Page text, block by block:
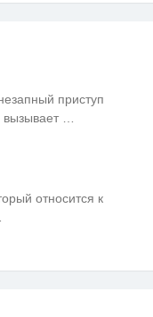
приступ
вызывает
относится к